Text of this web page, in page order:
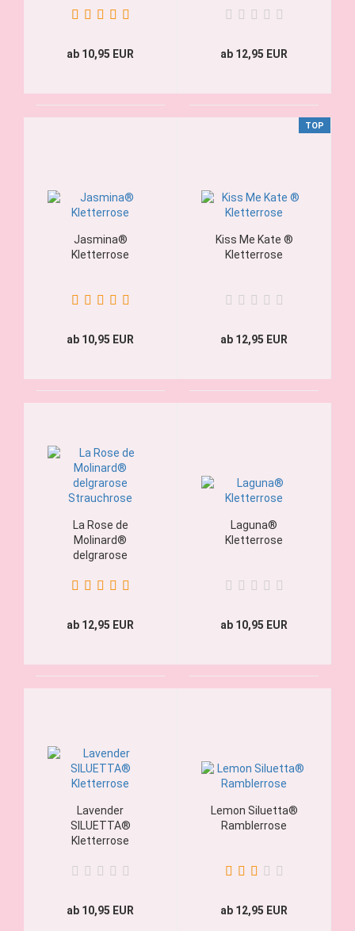
ab 10,95 EUR ab 12,95 EUR
Jasmina®
Kletterrose
ab 10,95 EUR
TOP
Kiss Me Kate ®
Kletterrose
ab 12,95 EUR
La Rose de
Molinard®
delgrarose
ab 12,95 EUR
Laguna®
Kletterrose
ab 10,95 EUR
Lavender
SILUETTA®
Kletterrose
ab 10,95 EUR
Lemon Siluetta®
Ramblerrose
ab 12,95 EUR